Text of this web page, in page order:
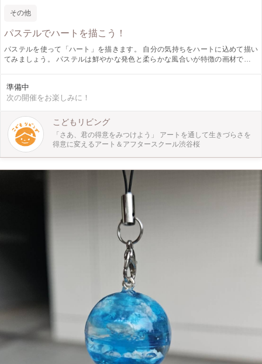
その他
パステルでハートを描こう！
パステルを使って「ハート」を描きます。 自分の気持ちをハートに込めて描い
てみましょう。 パステルは鮮やかな発色と柔らかな風合いが特徴の画材です。
ぜることができないため、混色による濁りが起こらず、パステルの鮮やかな発色
準備中
次の開催をお楽しみに！
こどもリビング
「さあ、君の得意をみつけよう」 アートを通して生きづらさを
得意に変えるアート＆アフタースクール渋谷桜